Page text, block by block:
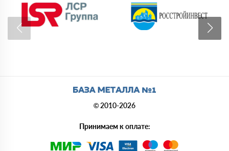
© 2010-2026
Принимаем к оплате: